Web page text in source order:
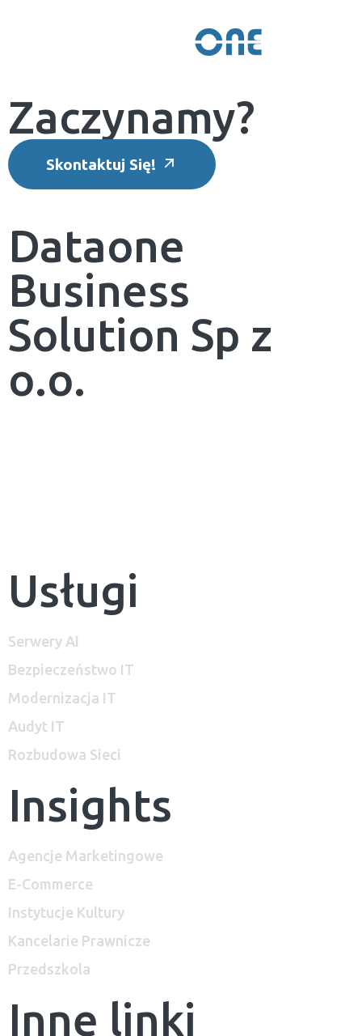
Zaczynamy?
Skontaktuj Się!
Dataone
Business
Solution Sp z
o.o.
Usługi
Serwery AI
Bezpieczeństwo IT
Modernizacja IT
Audyt IT
Rozbudowa Sieci
Insights
Agencje Marketingowe
E-Commerce
Instytucje Kultury
Kancelarie Prawnicze
Przedszkola
Inne linki